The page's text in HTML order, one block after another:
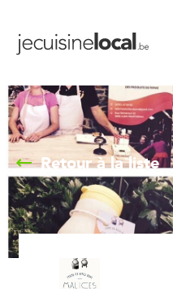
Retour à la liste